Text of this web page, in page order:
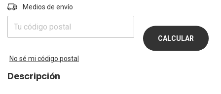
Entregas para el CP:
Medios de envío
CALCULAR
No sé mi código postal
Descripción